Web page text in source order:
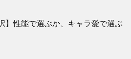
】性能で選ぶか、キャラ愛で選ぶ